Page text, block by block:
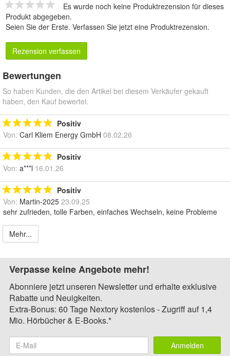
Es wurde noch keine Produktrezension für dieses
Produkt abgegeben.
Seien Sie der Erste. Verfassen Sie jetzt eine Produktrezension.
Rezension verfassen
Bewertungen
So haben Kunden, die den Artikel bei diesem Verkäufer gekauft
haben, den Kauf bewertet.
Positiv
Von: Carl Kliem Energy GmbH 08.02.26
Positiv
Von: a***l 16.01.26
Positiv
Von: Martin-2025 23.09.25
sehr zufrieden, tolle Farben, einfaches Wechseln, keine Probleme
Mehr...
Verpasse keine Angebote mehr!
Abonniere jetzt unseren Newsletter und erhalte exklusive
Rabatte und Neuigkeiten.
Extra-Bonus: 60 Tage Nextory kostenlos - Zugriff auf 1,4
Mio. Hörbücher & E-Books.*
Anmelden